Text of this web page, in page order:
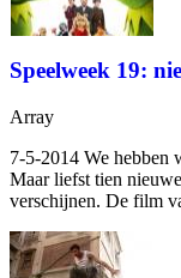
Speelweek 19:
Array
7-5-2014 We hebben
Maar liefst tien
verschijnen. De film